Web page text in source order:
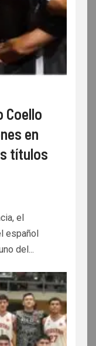
Coello
en
títulos
el
español
del...